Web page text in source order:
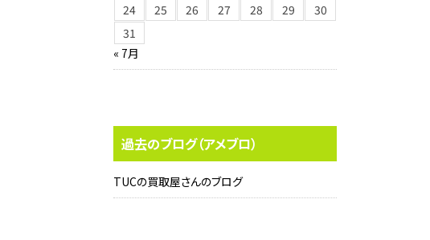
24
25 26 27 28 29
30
31
« 7月
過去のブログ（アメブロ）
TUCの買取屋さんのブログ